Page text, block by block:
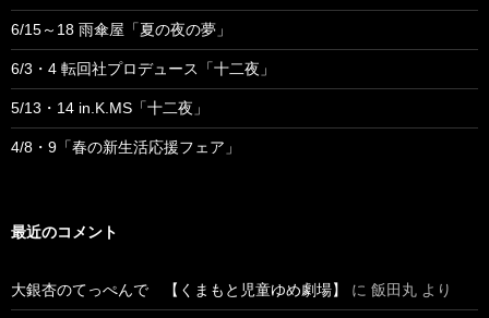
6/15～18 雨傘屋「夏の夜の夢」
6/3・4 転回社プロデュース「十二夜」
5/13・14 in.K.MS「十二夜」
4/8・9「春の新生活応援フェア」
最近のコメント
大銀杏のてっぺんで 【くまもと児童ゆめ劇場】 に 飯田丸 より